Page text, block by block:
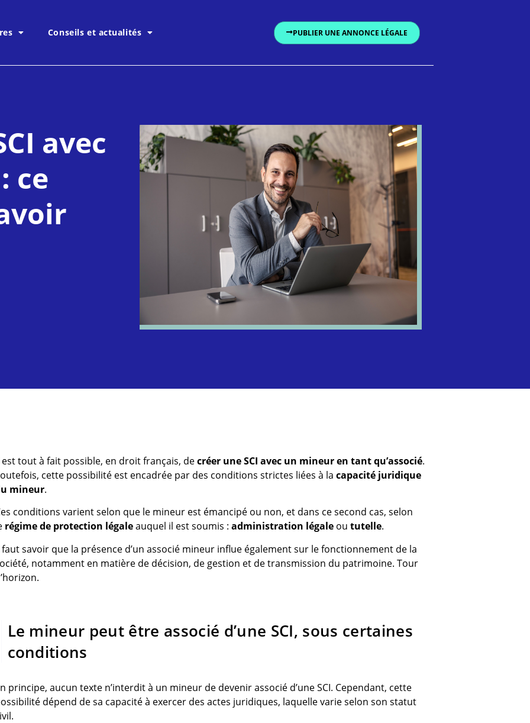
Conseils et actualités PUBLIER UNE ANNONCE LÉGALE
avec
ce
est tout à fait possible, en droit français, decréer une SCI avec un mineur en tant qu’associé.
cette possibilité est encadrée par des conditions strictes liées à la capacité juridique
mineur.
conditions varient selon que le mineur est émancipé ou non, et dans ce second cas, selon
régime de protection légaleauquel il est soumis : administration légaleou tutelle.
faut savoir que la présence d’un associé mineur influe également sur le fonctionnement de la
notamment en matière de décision, de gestion et de transmission du patrimoine. Tour
Le mineur peut être associé d’une SCI, sous certaines
conditions
principe, aucun texte n’interdit à un mineur de devenir associé d’une SCI. Cependant, cette
dépend de sa capacité à exercer des actes juridiques, laquelle varie selon son statut